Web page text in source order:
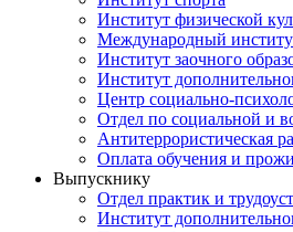
Институт физической
Международный
Институт заочного
Институт
Центр социально-
Отдел по социальной и
Антитеррористическая
Оплата обучения и
Выпускнику
Отдел практик и
Институт